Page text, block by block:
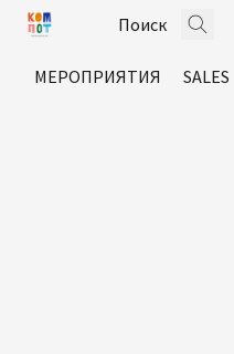
МЕРОПРИЯТИЯ SALES